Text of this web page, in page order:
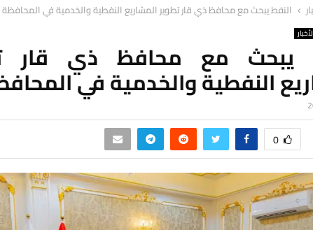
النفط يبحث مع محافظ ذي قار تطوير المشاريع النفطية والخدمية في المحافظة
يبحث مع محافظ ذي قار
النفطية والخدمية في
0